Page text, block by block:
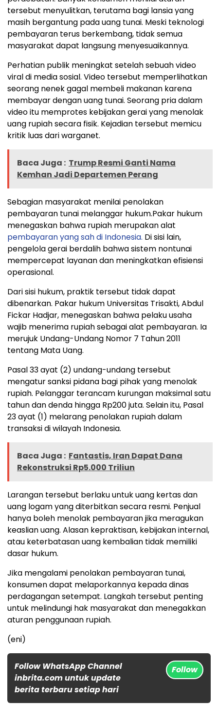
tersebut menyulitkan, terutama bagi lansia yang
masih bergantung pada uang tunai. Meski teknologi
pembayaran terus berkembang, tidak semua
masyarakat dapat langsung menyesuaikannya.
Perhatian publik meningkat setelah sebuah video
viral di media sosial. Video tersebut memperlihatkan
seorang nenek gagal membeli makanan karena
membayar dengan uang tunai. Seorang pria dalam
video itu memprotes kebijakan gerai yang menolak
uang rupiah secara fisik. Kejadian tersebut memicu
kritik luas dari warganet.
Baca Juga : Trump Resmi Ganti Nama
Kemhan Jadi Departemen Perang
Sebagian masyarakat menilai penolakan
pembayaran tunai melanggar hukum.Pakar hukum
menegaskan bahwa rupiah merupakan alat
pembayaran yang sah di Indonesia. Di sisi lain,
pengelola gerai berdalih bahwa sistem nontunai
mempercepat layanan dan meningkatkan efisiensi
operasional.
Dari sisi hukum, praktik tersebut tidak dapat
dibenarkan. Pakar hukum Universitas Trisakti, Abdul
Fickar Hadjar, menegaskan bahwa pelaku usaha
wajib menerima rupiah sebagai alat pembayaran. Ia
merujuk Undang-Undang Nomor 7 Tahun 2011
tentang Mata Uang.
Pasal 33 ayat (2) undang-undang tersebut
mengatur sanksi pidana bagi pihak yang menolak
rupiah. Pelanggar terancam kurungan maksimal satu
tahun dan denda hingga Rp200 juta. Selain itu, Pasal
23 ayat (1) melarang penolakan rupiah dalam
transaksi di wilayah Indonesia.
Baca Juga : Fantastis, Iran Dapat Dana
Rekonstruksi Rp5.000 Triliun
Larangan tersebut berlaku untuk uang kertas dan
uang logam yang diterbitkan secara resmi. Penjual
hanya boleh menolak pembayaran jika meragukan
keaslian uang. Alasan kepraktisan, kebijakan internal,
atau keterbatasan uang kembalian tidak memiliki
dasar hukum.
Jika mengalami penolakan pembayaran tunai,
konsumen dapat melaporkannya kepada dinas
perdagangan setempat. Langkah tersebut penting
untuk melindungi hak masyarakat dan menegakkan
aturan penggunaan rupiah.
(eni)
Follow WhatsApp Channel
inbrita.com untuk update
berita terbaru setiap hari
Follow